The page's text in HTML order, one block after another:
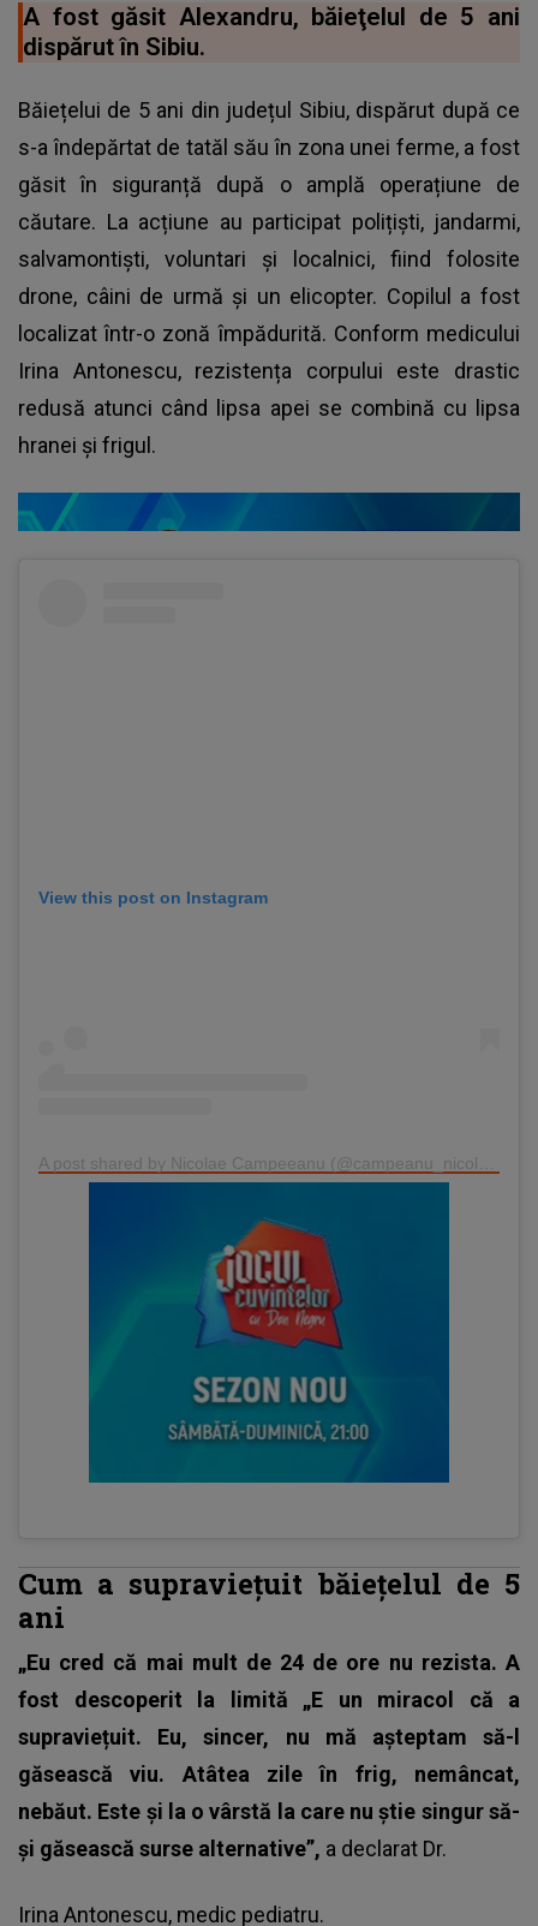
A fost găsit Alexandru, băieţelul de 5 ani
dispărut în Sibiu.
Băiețelui de 5 ani din județul Sibiu, dispărut după ce
s-a îndepărtat de tatăl său în zona unei ferme, a fost
găsit în siguranță după o amplă operațiune de
căutare. La acțiune au participat polițiști, jandarmi,
salvamontiști, voluntari și localnici, fiind folosite
drone, câini de urmă și un elicopter. Copilul a fost
localizat într-o zonă împădurită. Conform medicului
Irina Antonescu, rezistența corpului este drastic
redusă atunci când lipsa apei se combină cu lipsa
hranei și frigul.
View this post on Instagram
Cum a supraviețuit băiețelul de 5
ani
„Eu cred că mai mult de 24 de ore nu rezista. A
fost descoperit la limită „E un miracol că a
supraviețuit. Eu, sincer, nu mă așteptam să-l
găsească viu. Atâtea zile în frig, nemâncat,
nebăut. Este și la o vârstă la care nu știe singur să-
și găsească surse alternative”, a declarat Dr.
Irina Antonescu, medic pediatru.